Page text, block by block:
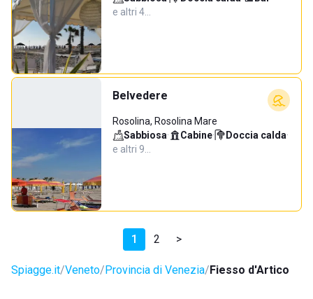
e altri 4…
Belvedere
Rosolina, Rosolina Mare
Sabbiosa· Cabine· Doccia calda·
e altri 9…
1 2 >
Spiagge.it Veneto Provincia di Venezia Fiesso d'Artico